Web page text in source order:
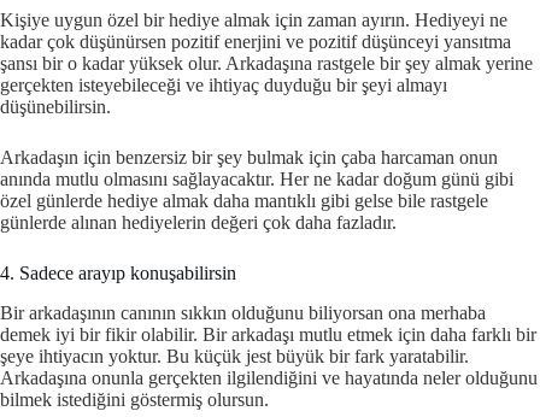
Kişiye uygun özel bir hediye almak için zaman ayırın. Hediyeyi ne
kadar çok düşünürsen pozitif enerjini ve pozitif düşünceyi yansıtma
şansı bir o kadar yüksek olur. Arkadaşına rastgele bir şey almak yerine
gerçekten isteyebileceği ve ihtiyaç duyduğu bir şeyi almayı
düşünebilirsin.
Arkadaşın için benzersiz bir şey bulmak için çaba harcaman onun
anında mutlu olmasını sağlayacaktır. Her ne kadar doğum günü gibi
özel günlerde hediye almak daha mantıklı gibi gelse bile rastgele
günlerde alınan hediyelerin değeri çok daha fazladır.
4. Sadece arayıp konuşabilirsin
Bir arkadaşının canının sıkkın olduğunu biliyorsan ona merhaba
demek iyi bir fikir olabilir. Bir arkadaşı mutlu etmek için daha farklı bir
şeye ihtiyacın yoktur. Bu küçük jest büyük bir fark yaratabilir.
Arkadaşına onunla gerçekten ilgilendiğini ve hayatında neler olduğunu
bilmek istediğini göstermiş olursun.